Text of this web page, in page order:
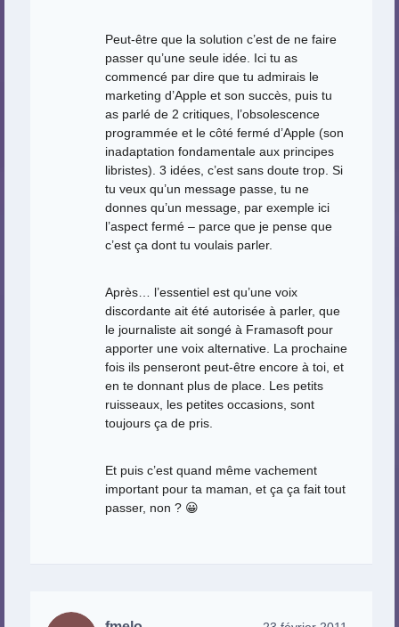
Peut-être que la solution c’est de ne faire
passer qu’une seule idée. Ici tu as
commencé par dire que tu admirais le
marketing d’Apple et son succès, puis tu
as parlé de 2 critiques, l’obsolescence
programmée et le côté fermé d’Apple (son
inadaptation fondamentale aux principes
libristes). 3 idées, c’est sans doute trop. Si
tu veux qu’un message passe, tu ne
donnes qu’un message, par exemple ici
l’aspect fermé – parce que je pense que
c’est ça dont tu voulais parler.
Après… l’essentiel est qu’une voix
discordante ait été autorisée à parler, que
le journaliste ait songé à Framasoft pour
apporter une voix alternative. La prochaine
fois ils penseront peut-être encore à toi, et
en te donnant plus de place. Les petits
ruisseaux, les petites occasions, sont
toujours ça de pris.
Et puis c’est quand même vachement
important pour ta maman, et ça ça fait tout
passer, non ? 😀